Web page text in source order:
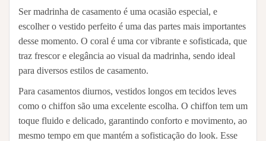
Ser madrinha de casamento é uma ocasião especial, e
escolher o vestido perfeito é uma das partes mais importantes
desse momento. O coral é uma cor vibrante e sofisticada, que
traz frescor e elegância ao visual da madrinha, sendo ideal
para diversos estilos de casamento.
Para casamentos diurnos, vestidos longos em tecidos leves
como o chiffon são uma excelente escolha. O chiffon tem um
toque fluido e delicado, garantindo conforto e movimento, ao
mesmo tempo em que mantém a sofisticação do look. Esse